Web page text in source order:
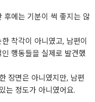
후에는 기분이 썩 좋지는 않
착각이 아니였고, 남편이
행동들을 실제로 발견했
장면은 아니였지만, 남편
는 정도가 아니였어요.